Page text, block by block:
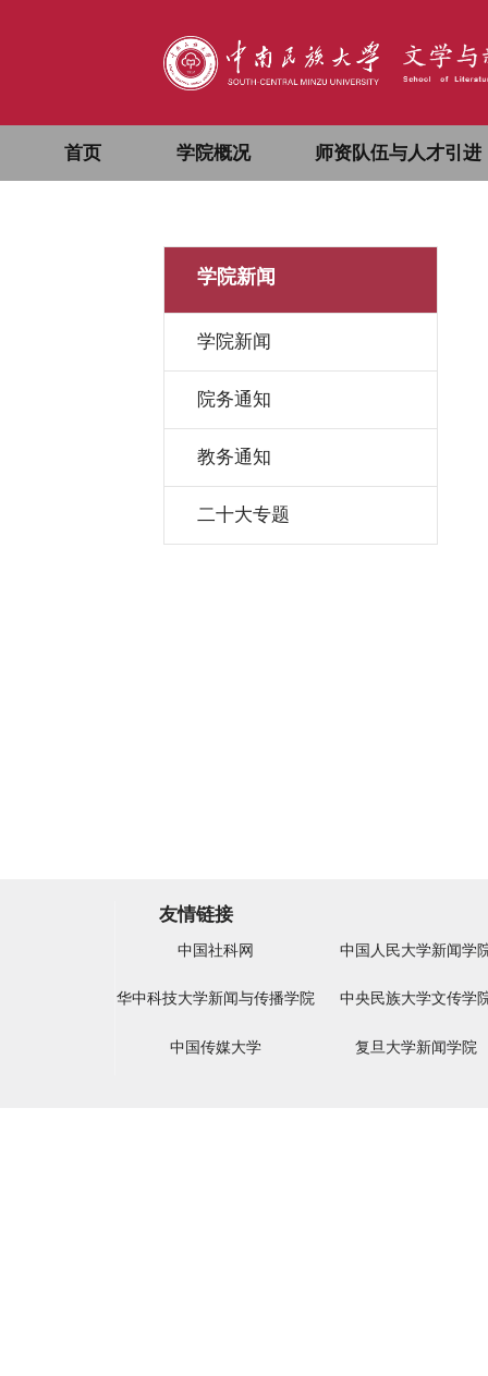
首页 学院概况 师资队伍与人才引进
学院新闻
学院新闻
院务通知
教务通知
二十大专题
友情链接
中国社科网 中国人民大学新闻学
华中科技大学新闻与传播学院 中央民族大学文传学
中国传媒大学 复旦大学新闻学院